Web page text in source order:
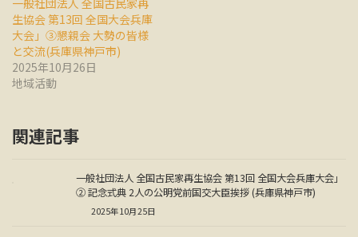
生協会 第13回 全国大会兵庫
大会」③懇親会 大勢の皆様
と交流(兵庫県神戸市)
2025年10月26日
地域活動
関連記事
一般社団法人 全国古民家再生協会 第13回 全国大会兵庫大会」
② 記念式典 2人の公明党前国交大臣挨拶 (兵庫県神戸市)
2025年10月25日